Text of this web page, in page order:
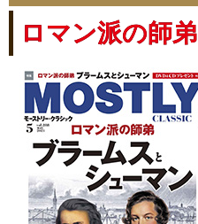
ロマン派の師弟